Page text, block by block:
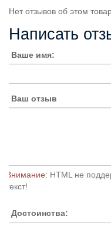
Нет отзывов об этом
Написать
Ваше имя:
Ваш отзыв
Внимание: HTML не
текст!
Достоинства: